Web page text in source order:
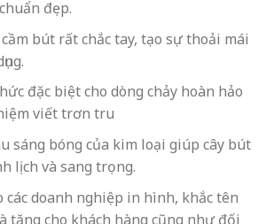
đẹp.
bút rất chắc tay, tạo sự thoải mái
đặc biệt cho dòng chảy hoàn hảo
viết trơn tru
sáng bóng của kim loại giúp cây bút
lịch và sang trọng.
các doanh nghiệp in hình, khắc tên
tặng cho khách hàng cũng như đối